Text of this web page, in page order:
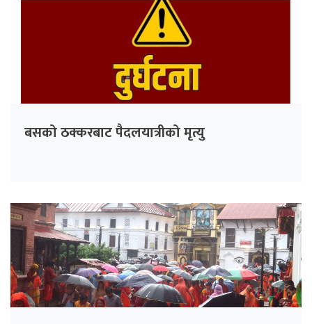
बसको ठक्करबाट पैदलयात्रीको मृत्यु